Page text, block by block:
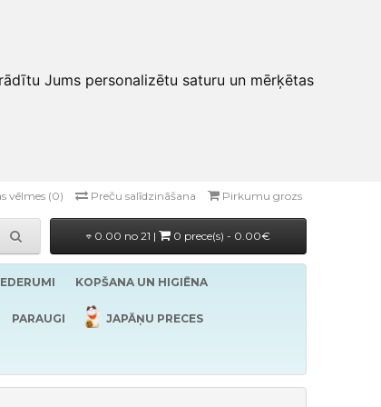
Jums personalizētu saturu un mērķētas
vēlmes (0) Preču salīdzināšana Pirkumu grozs
0.00 no 21 | 0 prece(s) - 0.00€
KOPŠANA UN HIGIĒNA
PARAUGI JAPĀŅU PRECES